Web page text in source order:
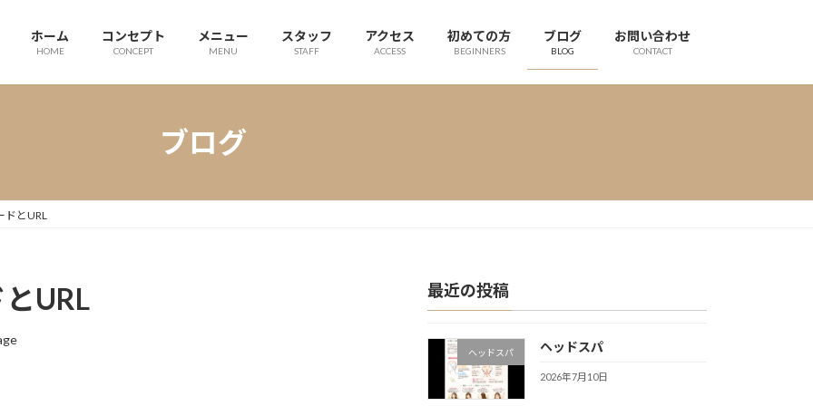
ホーム
HOME
コンセプト
CONCEPT
メニュー
MENU
スタッフ
STAFF
アクセス
ACCESS
初めての方
BEGINNERS
ブログ
BLOG
お問い合わせ
CONTACT
ブログ
ドとURL
URL 最近の投稿
ヘッドスパ ヘッドスパ
2026年7月10日